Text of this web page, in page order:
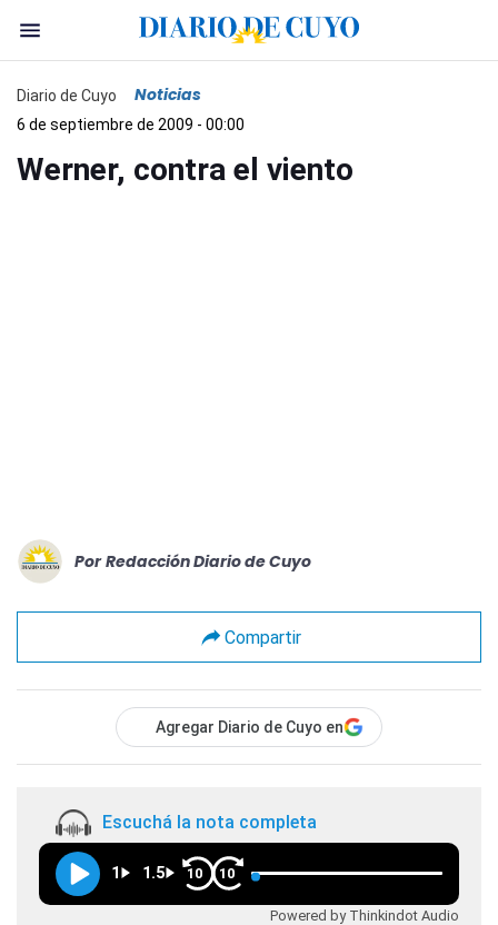
Diario de Cuyo Noticias
6 de septiembre de 2009 - 00:00
Werner, contra el viento
Por Redacción Diario de Cuyo
Compartir
Agregar Diario de Cuyo en
Escuchá la nota completa
1 1.5 10 10
Powered by Thinkindot Audio